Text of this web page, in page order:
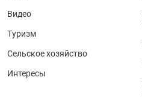
Видео
Туризм
Сельское хозяйство
Интересы